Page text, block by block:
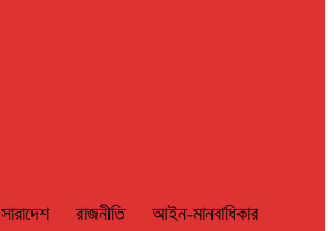
সারাদেশ রাজনীতি আইন-মানবাধিকার